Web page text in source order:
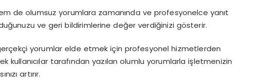
de olumsuz yorumlara zamanında ve profesyonelce yanıt
ve geri bildirimlerine değer verdiğinizi gösterir.
yorumlar elde etmek için profesyonel hizmetlerden
kullanıcılar tarafından yazılan olumlu yorumlarla işletmenizin
artırır.